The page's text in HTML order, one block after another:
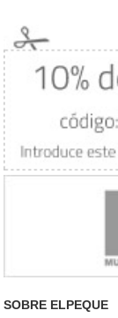
SOBRE ELPEQUE